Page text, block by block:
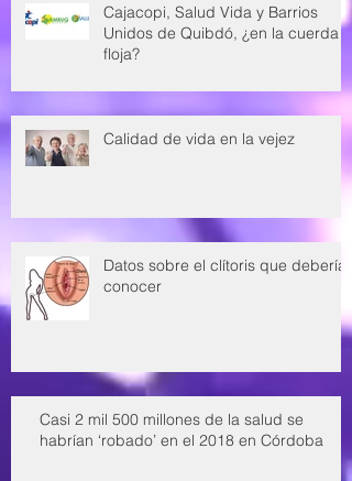
Cajacopi, Salud Vida y Barrios
Unidos de Quibdó, ¿en la cuerda
floja?
Calidad de vida en la vejez
Datos sobre el clítoris que deberías
conocer
Casi 2 mil 500 millones de la salud se
habrían ‘robado’ en el 2018 en Córdoba